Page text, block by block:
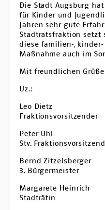
Die Stadt Augsburg
für Kinder und
Jahren sehr gute
Stadtratsfraktion setzt
diese familien-,
Maßnahme auch im
Mit freundlichen
Uz.:
Leo Dietz
Fraktionsvorsitzender
Peter Uhl
Stv.
Bernd Zitzelsberger
3. Bürgermeister
Margarete Heinrich
Stadträtin